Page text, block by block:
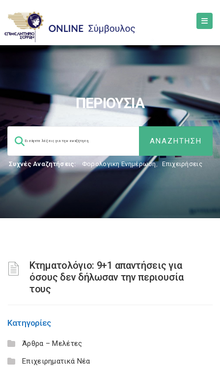
ΠΕΡΙΟΥΣΙΑ
Συχνές Αναζητήσεις: Φορολογικη Ενημέρωση, Επιχειρήσεις
Κτηματολόγιο: 9+1 απαντήσεις για
όσους δεν δήλωσαν την περιουσία
τους
Κατηγορίες
Άρθρα – Μελέτες
Επιχειρηματικά Νέα